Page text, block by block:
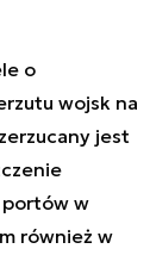
o
wojsk na
jest
portów w
również w